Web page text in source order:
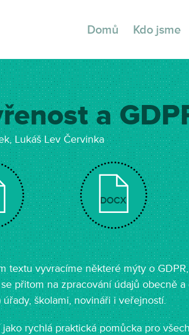
Domů Kdo jsme
a
Lukáš Lev Červinka
DOCX
textu vyvracíme některé mýty o
přitom na zpracování údajů obecně
úřady, školami, novináři i veřejností.
rychlá praktická pomůcka pro